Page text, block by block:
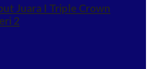
Juara I Triple Crown
2